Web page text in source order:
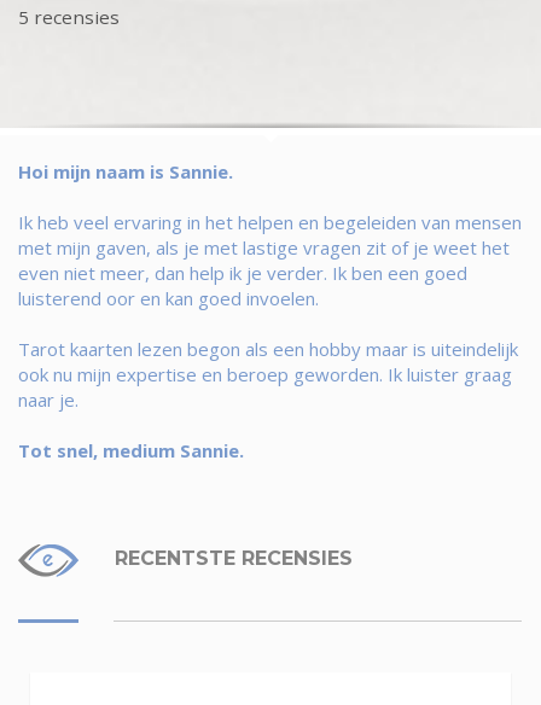
5 recensies
Hoi mijn naam is Sannie.
Ik heb veel ervaring in het helpen en begeleiden van mensen
met mijn gaven, als je met lastige vragen zit of je weet het
even niet meer, dan help ik je verder. Ik ben een goed
luisterend oor en kan goed invoelen.
Tarot kaarten lezen begon als een hobby maar is uiteindelijk
ook nu mijn expertise en beroep geworden. Ik luister graag
naar je.
Tot snel, medium Sannie.
RECENTSTE RECENSIES